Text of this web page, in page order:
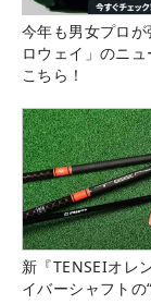
今年も男女プロが
ロウェイ」のニ
こちら！
新『TENSEIオレ
イバーシャフトの